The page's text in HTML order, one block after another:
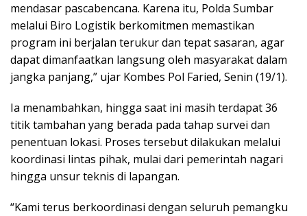
mendasar pascabencana. Karena itu, Polda Sumbar
melalui Biro Logistik berkomitmen memastikan
program ini berjalan terukur dan tepat sasaran, agar
dapat dimanfaatkan langsung oleh masyarakat dalam
jangka panjang,” ujar Kombes Pol Faried, Senin (19/1).
Ia menambahkan, hingga saat ini masih terdapat 36
titik tambahan yang berada pada tahap survei dan
penentuan lokasi. Proses tersebut dilakukan melalui
koordinasi lintas pihak, mulai dari pemerintah nagari
hingga unsur teknis di lapangan.
“Kami terus berkoordinasi dengan seluruh pemangku